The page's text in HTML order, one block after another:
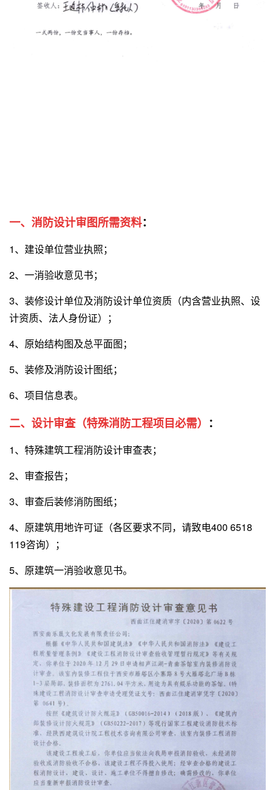
一、 消防设计审图所需资料：
1、建设单位营业执照；
2、一消验收意见书；
3、装修设计单位及消防设计单位资质（内含营业执照、设
计资质、法人身份证）；
4、原始结构图及总平面图；
5、装修及消防设计图纸；
6、项目信息表。
二、设计审查（特殊消防工程项目必需） ：
1、特殊建筑工程消防设计审查表；
2、审查报告；
3、审查后装修消防图纸；
4、原建筑用地许可证（各区要求不同，请致电400 6518
119咨询）；
5、原建筑一消验收意见书。